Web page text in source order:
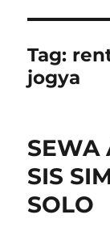
Tag:
jogya
SEWA
SIS
SOLO